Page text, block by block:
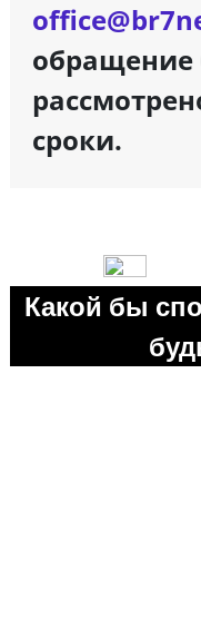
обращение
сроки.
Какой бы